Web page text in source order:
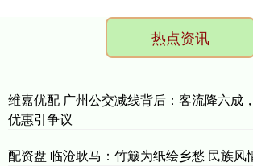
热点资讯
维嘉优配 广州公交减线背后：客流降六成
优惠引争议
配资盘 临沧耿马：竹簸为纸绘乡愁 民族风